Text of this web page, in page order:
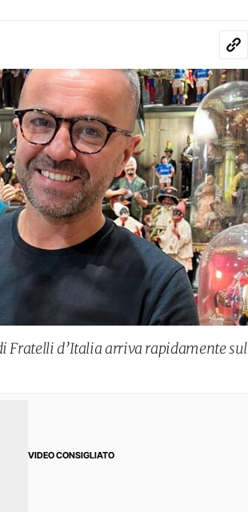
Fratelli d’Italia arriva rapidamente sul
VIDEO CONSIGLIATO